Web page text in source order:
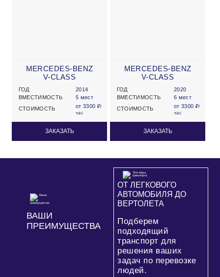
MERCEDES-BENZ
V-CLASS
ГОД
2014
ВМЕСТИМОСТЬ
5 мест
СТОИМОСТЬ
от 3300 ₽/
час
ЗАКАЗАТЬ
MERCEDES-BENZ
V-CLASS
ГОД
2020
ВМЕСТИМОСТЬ
6 мест
СТОИМОСТЬ
от 3300 ₽/
час
ЗАКАЗАТЬ
ВАШИ
ПРЕИМУЩЕСТВА
ОТ ЛЕГКОВОГО
АВТОМОБИЛЯ ДО
ВЕРТОЛЕТА
Подберем
подходящий
транспорт для
решения ваших
задач по перевозке
людей.